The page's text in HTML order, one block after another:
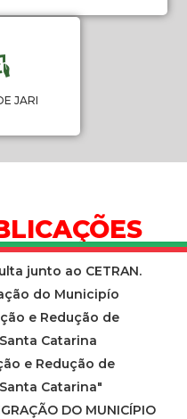
JARI
junto ao CETRAN.
do Municipío
e Redução de
Catarina
e Redução de
Catarina"
DO MUNICÍPIO